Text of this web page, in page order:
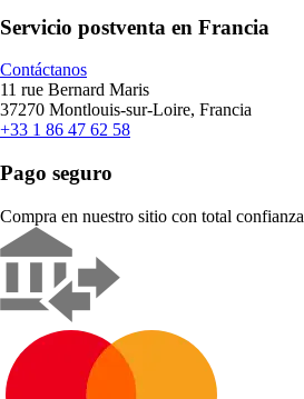
Servicio postventa en Francia
Contáctanos
11 rue Bernard Maris
37270 Montlouis-sur-Loire, Francia
+33 1 86 47 62 58
Pago seguro
Compra en nuestro sitio con total confianza